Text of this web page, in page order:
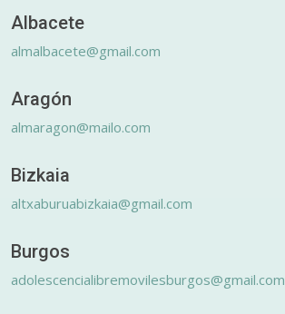
Albacete
almalbacete@gmail.com
Aragón
almaragon@mailo.com
Bizkaia
altxaburuabizkaia@gmail.com
Burgos
adolescencialibremovilesburgos@gmail.com